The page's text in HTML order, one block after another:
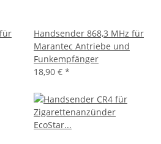
Handsender 868,3 MHz für
Marantec Antriebe und
Funkempfänger
18,90 € *